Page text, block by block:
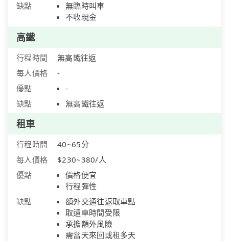
缺點
無臨時叫車
不收現金
高鐵
行程時間
無高鐵往返
每人價格
-
優點
-
缺點
無高鐵往返
租車
行程時間
40~65分
每人價格
$230~380/人
優點
價格便宜
行程彈性
缺點
額外交通往返取車點
取還車時間受限
承擔額外風險
需當天來回或租多天